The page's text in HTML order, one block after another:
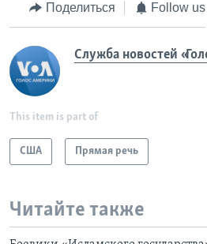
Поделиться Follow us
Служба новостей
This item is part of
США Прямая речь
Читайте также